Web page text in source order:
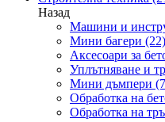
Назад
Машини и
Мини багери (22)
Аксесоари за
Уплътняване и
Мини дъмпери
Обработка на
Обработка на